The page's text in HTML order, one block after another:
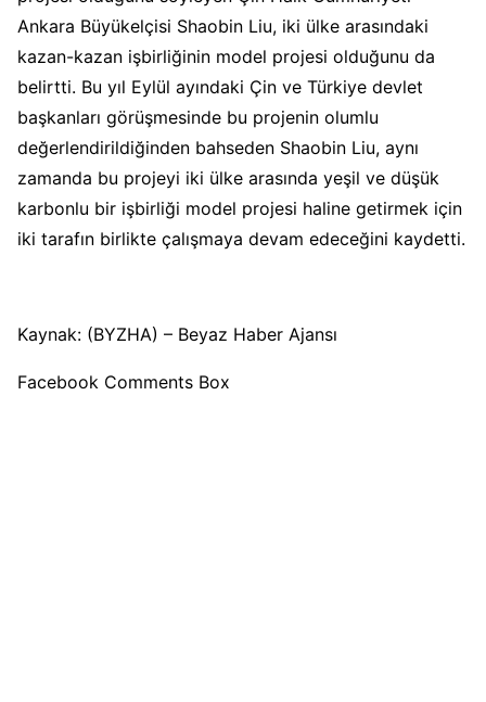
Ankara Büyükelçisi Shaobin Liu, iki ülke arasındaki
kazan-kazan işbirliğinin model projesi olduğunu da
belirtti. Bu yıl Eylül ayındaki Çin ve Türkiye devlet
başkanları görüşmesinde bu projenin olumlu
değerlendirildiğinden bahseden Shaobin Liu, aynı
zamanda bu projeyi iki ülke arasında yeşil ve düşük
karbonlu bir işbirliği model projesi haline getirmek için
iki tarafın birlikte çalışmaya devam edeceğini kaydetti.
Kaynak: (BYZHA) – Beyaz Haber Ajansı
Facebook Comments Box